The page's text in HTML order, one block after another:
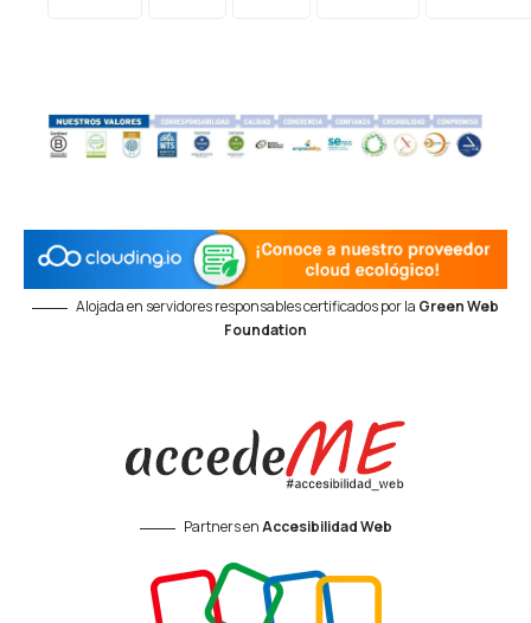
Alojada en servidores responsables certificados por la Green Web
Foundation
Partners enAccesibilidad Web